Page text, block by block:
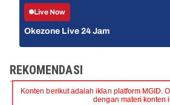
Live Now
Okezone Live 24 Jam